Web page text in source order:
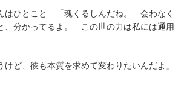
はひとこと 「魂くるしんだね。 会わなく
、分かってるよ。 この世の力は私には通用
ど、彼も本質を求めて変わりたいんだよ」